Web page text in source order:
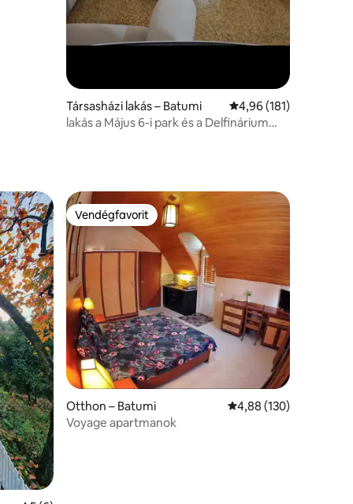
Társasházi lakás – Batumi Átlagos értékelés: 5/
4,96 (181)
lakás a Május 6-i park és a Delfinárium
Vendégfavorit
Vendégfavorit
Otthon – Batumi Átlagos értékelés: 5/
4,88 (130)
Voyage apartmanok